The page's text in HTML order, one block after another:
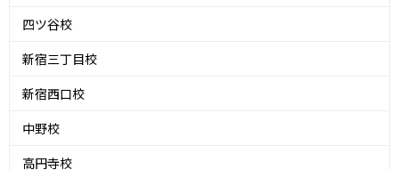
四ツ谷校
新宿三丁目校
新宿西口校
中野校
高円寺校